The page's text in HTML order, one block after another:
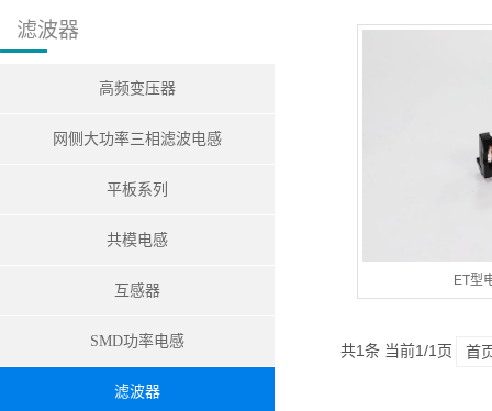
滤波器
高频变压器
网侧大功率三相滤波电感
平板系列
共模电感
互感器
SMD功率电感
滤波器
ET型
共1条 当前1/1页 首